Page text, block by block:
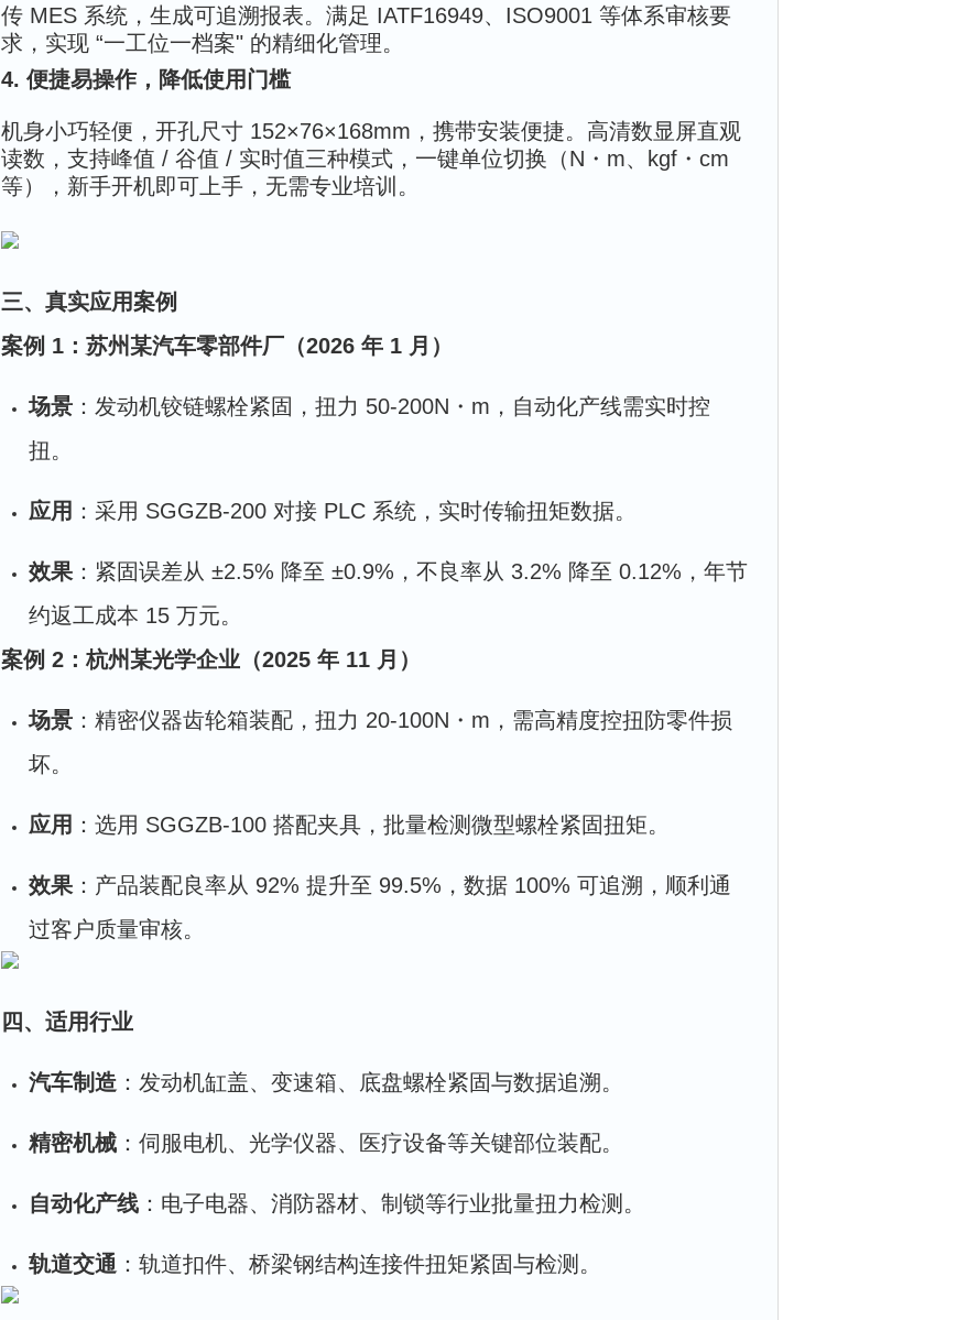
传 MES 系统，生成可追溯报表。满足 IATF16949、ISO9001 等体系审核要
求，实现 “一工位一档案" 的精细化管理。
4. 便捷易操作，降低使用门槛
机身小巧轻便，开孔尺寸 152×76×168mm，携带安装便捷。高清数显屏直观
读数，支持峰值 / 谷值 / 实时值三种模式，一键单位切换（N・m、kgf・cm
等），新手开机即可上手，无需专业培训。
三、真实应用案例
案例 1：苏州某汽车零部件厂（2026 年 1 月）
场景 ：发动机铰链螺栓紧固，扭力 50-200N・m，自动化产线需实时控
扭。
应用 ：采用 SGGZB-200 对接 PLC 系统，实时传输扭矩数据。
效果 ：紧固误差从 ±2.5% 降至 ±0.9%，不良率从 3.2% 降至 0.12%，年节
约返工成本 15 万元。
案例 2：杭州某光学企业（2025 年 11 月）
场景 ：精密仪器齿轮箱装配，扭力 20-100N・m，需高精度控扭防零件损
坏。
应用 ：选用 SGGZB-100 搭配夹具，批量检测微型螺栓紧固扭矩。
效果 ：产品装配良率从 92% 提升至 99.5%，数据 100% 可追溯，顺利通
过客户质量审核。
四、适用行业
汽车制造 ：发动机缸盖、变速箱、底盘螺栓紧固与数据追溯。
精密机械 ：伺服电机、光学仪器、医疗设备等关键部位装配。
自动化产线 ：电子电器、消防器材、制锁等行业批量扭力检测。
轨道交通 ：轨道扣件、桥梁钢结构连接件扭矩紧固与检测。